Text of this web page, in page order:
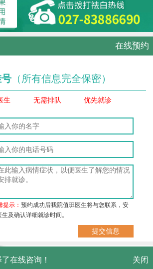
在线预约
（所有信息完全保密）
生 无需排队 优先就诊
提示：预约成功后我院值班医生将与您联系，安
生及确认详细就诊时间。
武汉市硚口区解放大道479号
免费电话：
在线咨询！ 关闭